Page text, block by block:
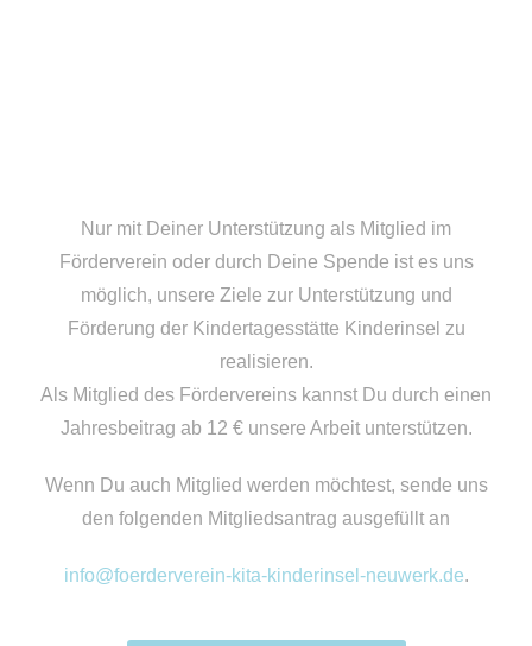
Nur mit Deiner Unterstützung als Mitglied im
Förderverein oder durch Deine Spende ist es uns
möglich, unsere Ziele zur Unterstützung und
Förderung der Kindertagesstätte Kinderinsel zu
realisieren.
Als Mitglied des Fördervereins kannst Du durch einen
Jahresbeitrag ab 12 € unsere Arbeit unterstützen.
Wenn Du auch Mitglied werden möchtest, sende uns
den folgenden Mitgliedsantrag ausgefüllt an
info@foerderverein-kita-kinderinsel-neuwerk.de.